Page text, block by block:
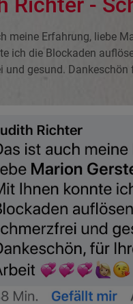
meine Erfahrung, liebe
ich die Blockaden
und gesund. Dankeschön